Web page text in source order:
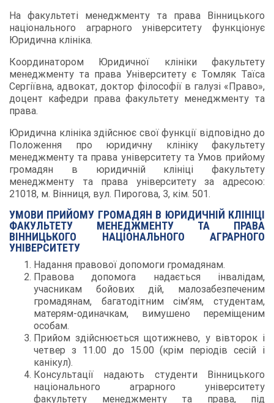
На факультеті менеджменту та права Вінницького
національного аграрного університету функціонує
Юридична клініка.
Координатором Юридичної клініки факультету
менеджменту та права Університету є Томляк Таїса
Сергіївна, адвокат, доктор філософії в галузі «Право»,
доцент кафедри права факультету менеджменту та
права.
Юридична клініка здійснює свої функції відповідно до
Положення про юридичну клініку факультету
менеджменту та права університету та Умов прийому
громадян в юридичній клініці факультету
менеджменту та права університету за адресою:
21018, м. Вінниця, вул. Пирогова, 3, кім. 501.
УМОВИ ПРИЙОМУ ГРОМАДЯН В ЮРИДИЧНІЙ КЛІНІЦІ
ФАКУЛЬТЕТУ МЕНЕДЖМЕНТУ ТА ПРАВА
ВІННИЦЬКОГО НАЦІОНАЛЬНОГО АГРАРНОГО
УНІВЕРСИТЕТУ
Надання правової допомоги громадянам.
Правова допомога надається інвалідам,
учасникам бойових дій, малозабезпеченим
громадянам, багатодітним сім’ям, студентам,
матерям-одиначкам, вимушено переміщеним
особам.
Прийом здійснюється щотижнево, у вівторок і
четвер з 11.00 до 15.00 (крім періодів сесій і
канікул).
Консультації надають студенти Вінницького
національного аграрного університету
факультету менеджменту та права, під